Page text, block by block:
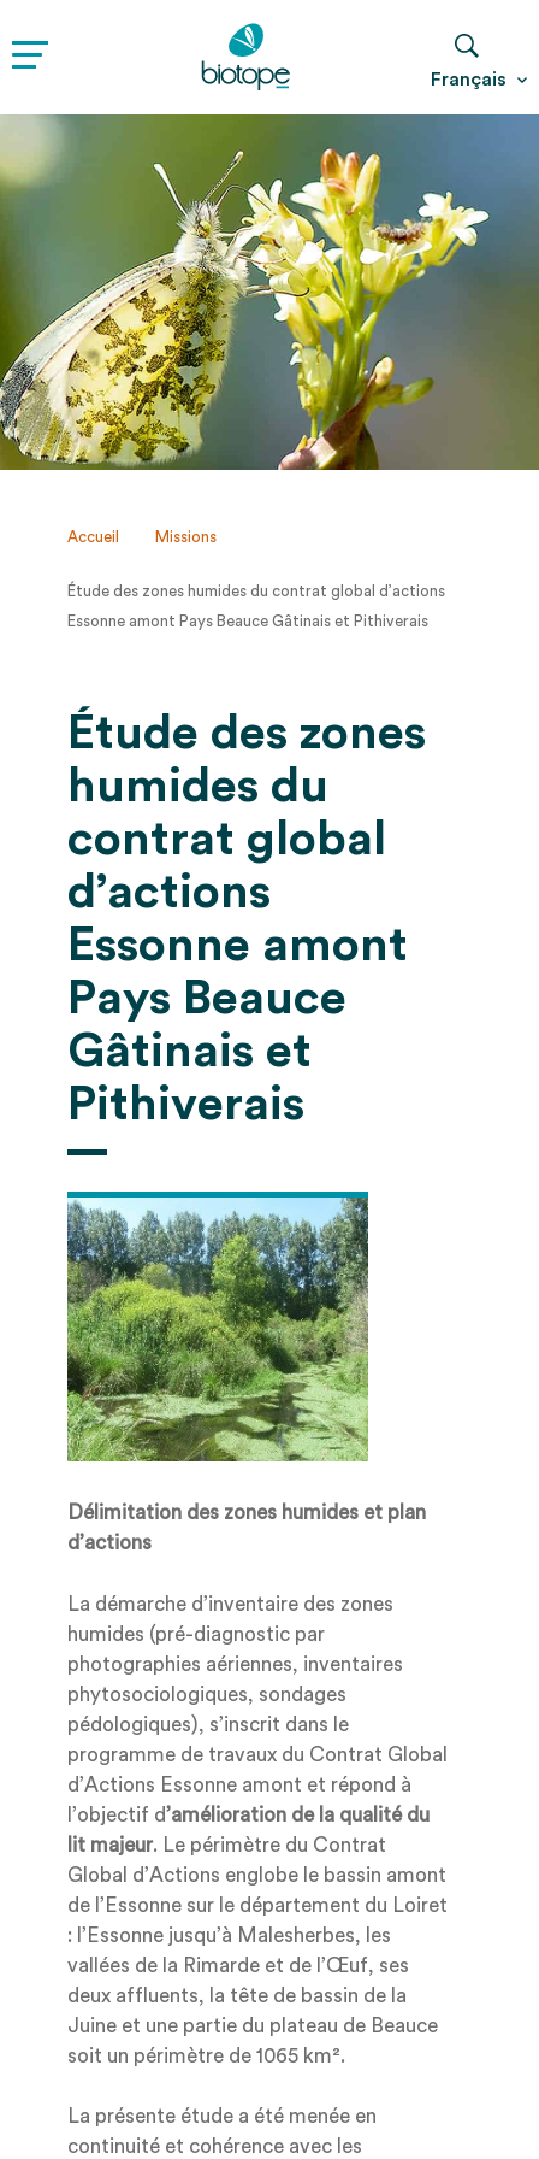
Français
Accueil Missions
Étude des zones humides du contrat global d’actions
Essonne amont Pays Beauce Gâtinais et Pithiverais
Étude des zones
humides du
contrat global
d’actions
Essonne amont
Pays Beauce
Gâtinais et
Pithiverais
Délimitation des zones humides et plan
d’actions
La démarche d’inventaire des zones
humides (pré-diagnostic par
photographies aériennes, inventaires
phytosociologiques, sondages
pédologiques), s’inscrit dans le
programme de travaux du Contrat Global
d’Actions Essonne amont et répond à
l’objectif d’amélioration de la qualité du
lit majeur. Le périmètre du Contrat
Global d’Actions englobe le bassin amont
de l’Essonne sur le département du Loiret
: l’Essonne jusqu’à Malesherbes, les
vallées de la Rimarde et de l’Œuf, ses
deux affluents, la tête de bassin de la
Juine et une partie du plateau de Beauce
soit un périmètre de 1065 km².
La présente étude a été menée en
continuité et cohérence avec les